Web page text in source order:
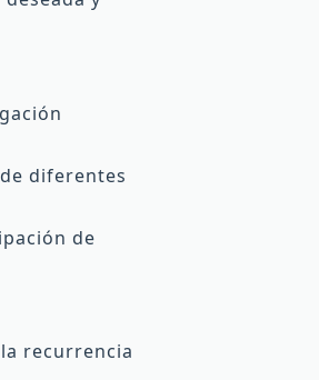
diferentes
de
recurrencia